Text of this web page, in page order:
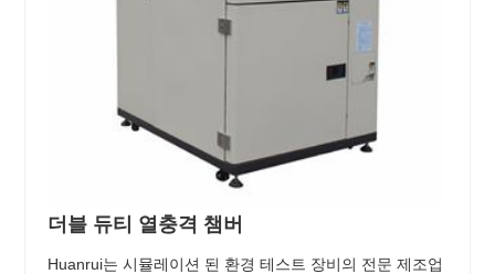
더블 듀티 열충격 챔버
Huanrui는 시뮬레이션 된 환경 테스트 장비의 전문 제조업